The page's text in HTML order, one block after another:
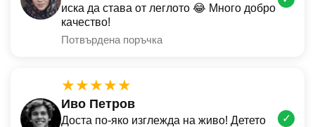
иска да става от леглото 😂 Много добро
качество!
Потвърдена поръчка
★★★★★
Иво Петров
Доста по-яко изглежда на живо! Детето
✓